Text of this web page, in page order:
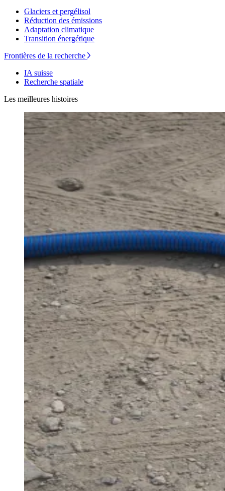
Glaciers et pergélisol
Réduction des émissions
Adaptation climatique
Transition énergétique
Frontières de la recherche
IA suisse
Recherche spatiale
Les meilleures histoires